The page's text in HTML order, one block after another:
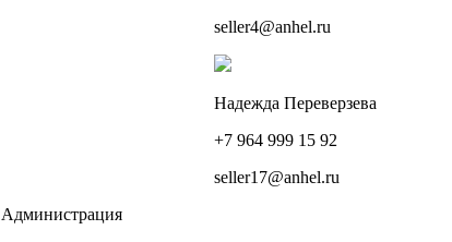
seller4@anhel.ru
Надежда Переверзева
+7 964 999 15 92
seller17@anhel.ru
Администрация